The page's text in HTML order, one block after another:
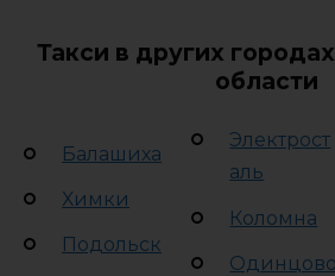
Такси в других
области
Балашиха
Химки
Подольск
Электрост
аль
Коломна
Одинцово